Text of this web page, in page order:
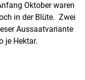
Oktober waren
in der Blüte. Zwei
Aussaatvariante
je Hektar.